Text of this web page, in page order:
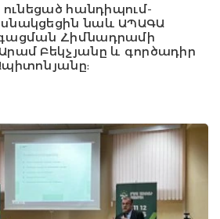
ունեցած հանդիպում-
նաև ԱՊԱԳԱ
Հիմնադրամի
Բեկչյանը և գործադիր